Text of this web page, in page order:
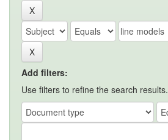
Add filters:
Use filters to refine the search results.